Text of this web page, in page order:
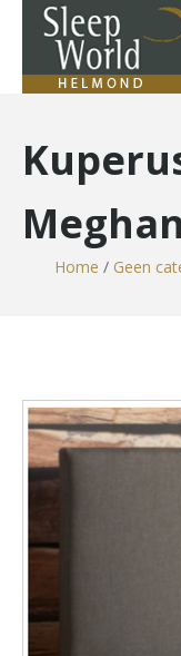
Meghan
Home / Geen